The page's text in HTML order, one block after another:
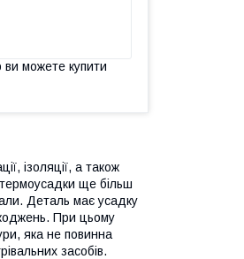
ви можете купити
ізоляції, а також
ще більш
Деталь має усадку
При цьому
яка не повинна
засобів.